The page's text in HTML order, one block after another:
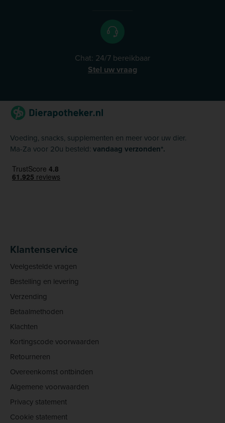
Chat: 24/7 bereikbaar
Stel uw vraag
Voeding, snacks, supplementen en meer voor uw dier.
Ma-Za voor 20u besteld: vandaag verzonden*.
Klantenservice
Veelgestelde vragen
Bestelling en levering
Verzending
Betaalmethoden
Klachten
Kortingscode voorwaarden
Retourneren
Overeenkomst ontbinden
Algemene voorwaarden
Privacy statement
Cookie statement